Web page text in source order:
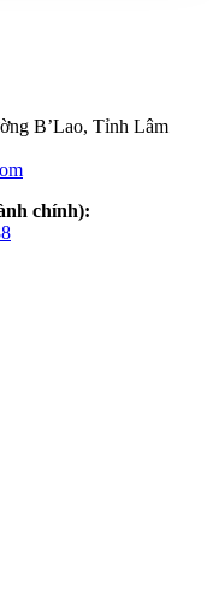
B’Lao, Tỉnh Lâm
chính):